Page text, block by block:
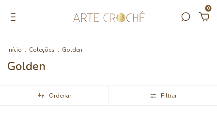
0
Início . Coleções . Golden
Golden
Ordenar Filtrar